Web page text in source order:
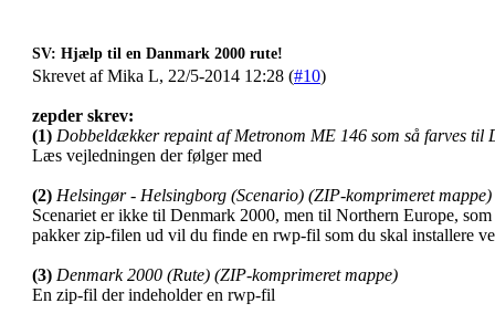
SV: Hjælp til en Danmark 2000 rute!
Skrevet af Mika L, 22/5-2014 12:28 (#10)
zepder skrev:
(1) Dobbeldækker repaint af Metronom ME 146 som så farves
Læs vejledningen der følger med
(2) Helsingør - Helsingborg (Scenario) (ZIP-komprimeret mappe)
Scenariet er ikke til Denmark 2000, men til Northern Europe,
pakker zip-filen ud vil du finde en rwp-fil som du skal installere
(3) Denmark 2000 (Rute) (ZIP-komprimeret mappe)
En zip-fil der indeholder en rwp-fil